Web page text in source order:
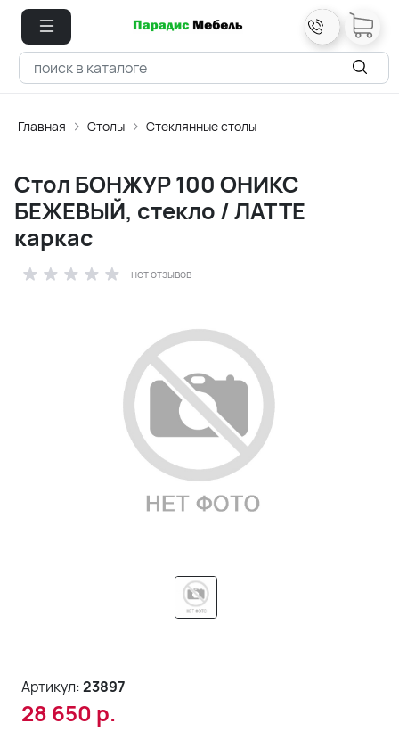
Главная Столы Стеклянные столы
Стол БОНЖУР 100 ОНИКС
БЕЖЕВЫЙ, стекло / ЛАТТЕ
каркас
нет отзывов
Артикул:23897
28 650 р.